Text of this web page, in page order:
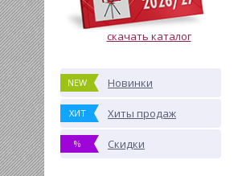
скачать каталог
NEW Новинки
ХИТ Хиты продаж
% Скидки